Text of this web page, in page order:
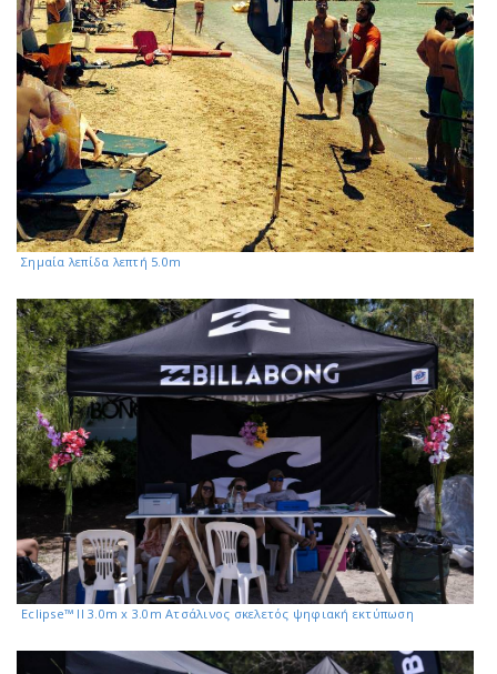
Σημαία λεπίδα λεπτή 5.0m
Eclipse™ II 3.0m x 3.0m Ατσάλινος σκελετός ψηφιακή εκτύπωση